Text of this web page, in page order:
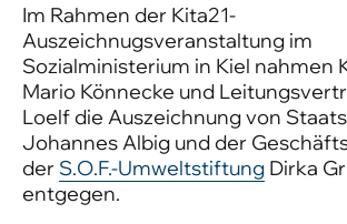
Im Rahmen der Kita21-
Auszeichnugsveranstaltung im
Sozialministerium in Kiel nahmen
Mario Könnecke und
Loelf die Auszeichnung von
Johannes Albig und der
der S.O.F.-Umweltstiftung Dirka
entgegen.